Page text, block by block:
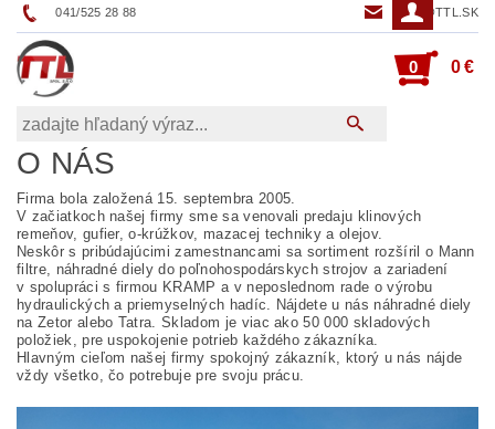
041/525 28 88 TTL@TTL.SK
0 0 €
O NÁS
Firma bola založená 15. septembra 2005.
V začiatkoch našej firmy sme sa venovali predaju klinových
remeňov, gufier, o-krúžkov, mazacej techniky a olejov.
Neskôr s pribúdajúcimi zamestnancami sa sortiment rozšíril o Mann
filtre, náhradné diely do poľnohospodárskych strojov a zariadení
v spolupráci s firmou KRAMP a v neposlednom rade o výrobu
hydraulických a priemyselných hadíc. Nájdete u nás náhradné diely
na Zetor alebo Tatra. Skladom je viac ako 50 000 skladových
položiek, pre uspokojenie potrieb každého zákazníka.
Hlavným cieľom našej firmy spokojný zákazník, ktorý u nás nájde
vždy všetko, čo potrebuje pre svoju prácu.